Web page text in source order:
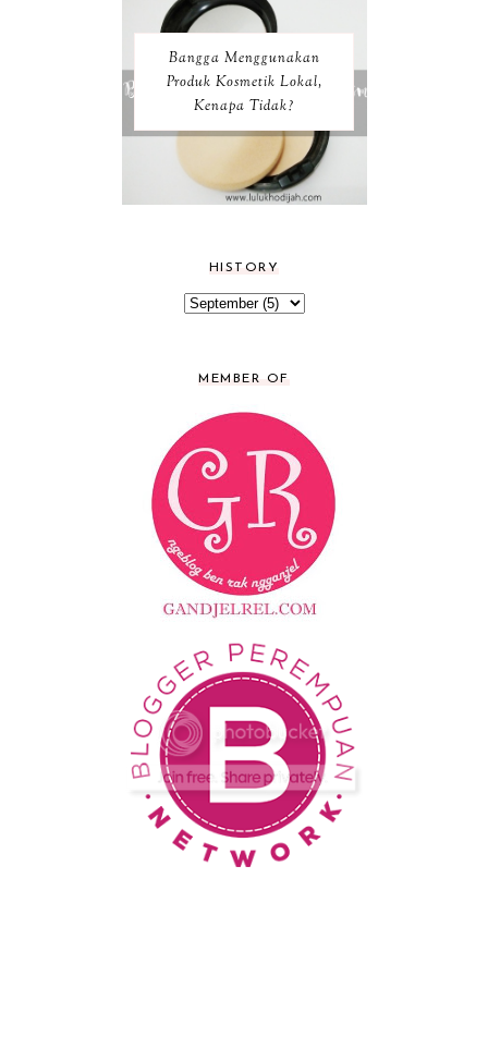
Bangga Menggunakan
Produk Kosmetik Lokal,
Kenapa Tidak?
HISTORY
MEMBER OF